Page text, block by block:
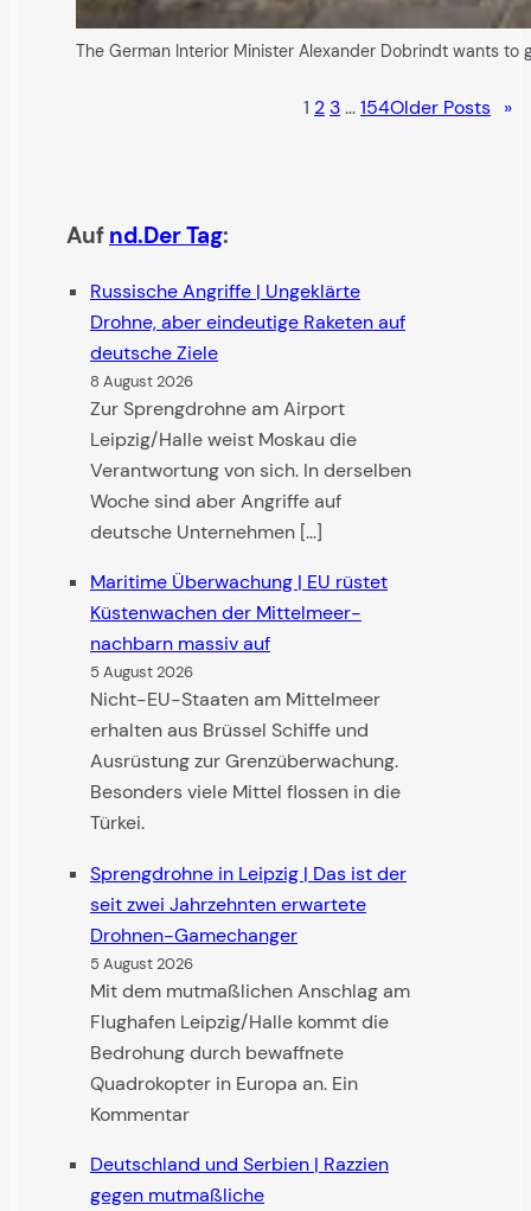
The German Interior Minister Alexander Dobrindt wants
1 2 3…154Older Posts »
Auf nd.Der Tag:
Russische Angriffe | Ungeklärte
Drohne, aber eindeutige Raketen auf
deutsche Ziele
8 August 2026
Zur Sprengdrohne am Airport
Leipzig/Halle weist Moskau die
Verantwortung von sich. In derselben
Woche sind aber Angriffe auf
deutsche Unternehmen […]
Maritime Überwachung | EU rüstet
Küsten­wachen der Mittel­meer­
nachbarn massiv auf
5 August 2026
Nicht-EU-Staaten am Mittelmeer
erhalten aus Brüssel Schiffe und
Ausrüstung zur Grenzüberwachung.
Besonders viele Mittel flossen in die
Türkei.
Sprengdrohne in Leipzig | Das ist der
seit zwei Jahr­zehnten erwartete
Drohnen-Game­changer
5 August 2026
Mit dem mutmaßlichen Anschlag am
Flughafen Leipzig/Halle kommt die
Bedrohung durch bewaffnete
Quadrokopter in Europa an. Ein
Kommentar
Deutschland und Serbien | Razzien
gegen mutmaßliche